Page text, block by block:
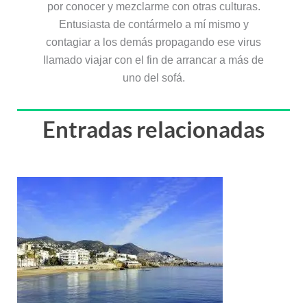
por conocer y mezclarme con otras culturas.
Entusiasta de contármelo a mí mismo y
contagiar a los demás propagando ese virus
llamado viajar con el fin de arrancar a más de
uno del sofá.
Entradas relacionadas